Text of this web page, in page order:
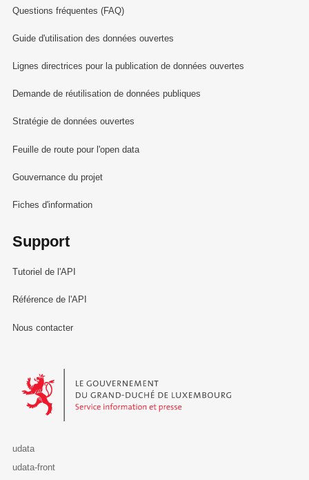
Questions fréquentes (FAQ)
Guide d'utilisation des données ouvertes
Lignes directrices pour la publication de données ouvertes
Demande de réutilisation de données publiques
Stratégie de données ouvertes
Feuille de route pour l'open data
Gouvernance du projet
Fiches d'information
Support
Tutoriel de l'API
Référence de l'API
Nous contacter
Le Gouvernement du Grand-Duché de Luxembourg - Service
udata
udata-front